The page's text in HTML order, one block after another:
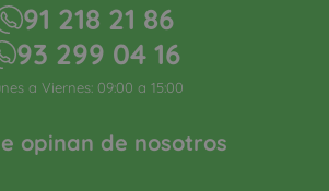
opinan de nosotros
91 218 21 86
93 299 04 16
a Viernes: 09:00 a 15:00